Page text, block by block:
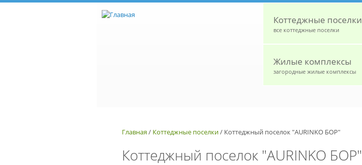
Коттеджные поселки
все коттеджные поселки
Жилые комплексы
загородные жилые комплексы
Главная / Коттеджные поселки/ Коттеджный поселок "AURINKO БОР"
Коттеджный поселок "AURINKO БОР"